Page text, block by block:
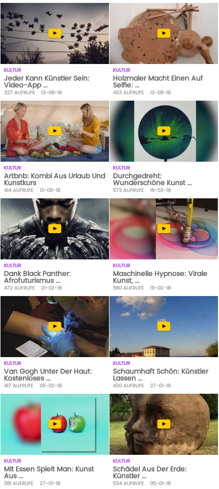
KULTUR
Jeder Kann Künstler Sein:
Video-App ...
327AUFRUFE 13-08-18
KULTUR
Holzmaler Macht Einen Auf
Selfie: ...
433 AUFRUFE 13-08-18
KULTUR
Artbnb: Kombi Aus Urlaub Und
Kunstkurs
414AUFRUFE 13-08-18
KULTUR
Durchgedreht:
Wunderschöne Kunst ...
573 AUFRUFE 16-03-18
KULTUR
Dank Black Panther:
Afrofuturismus ...
472AUFRUFE 21-02-18
KULTUR
Maschinelle Hypnose: Virale
Kunst, ...
560 AUFRUFE 19-02-18
KULTUR
Van Gogh Unter Der Haut:
Kostenloses ...
417AUFRUFE 05-02-18
KULTUR
Schaumhaft Schön: Künstler
Lassen ...
430 AUFRUFE 27-01-18
KULTUR
Mit Essen Spielt Man: Kunst
Aus ...
381AUFRUFE 27-01-18
KULTUR
Schädel Aus Der Erde:
Künstler ...
534AUFRUFE 05-01-18